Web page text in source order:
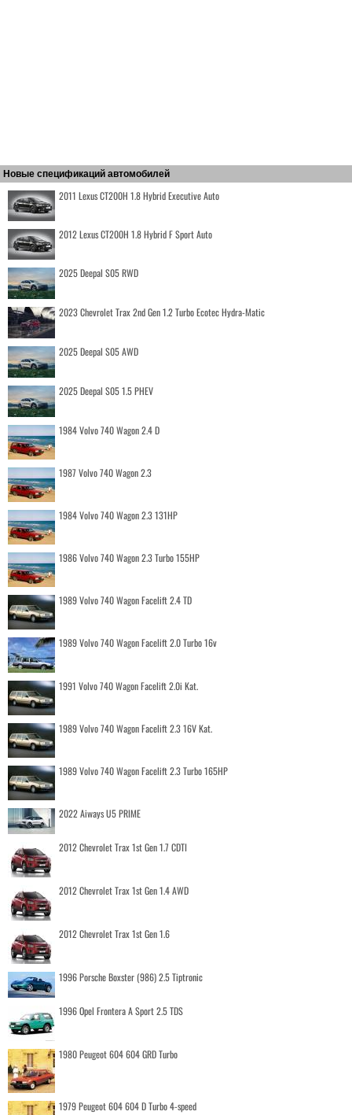
Новые спецификаций автомобилей
2011 Lexus CT200H 1.8 Hybrid Executive Auto
2012 Lexus CT200H 1.8 Hybrid F Sport Auto
2025 Deepal S05 RWD
2023 Chevrolet Trax 2nd Gen 1.2 Turbo Ecotec Hydra-Matic
2025 Deepal S05 AWD
2025 Deepal S05 1.5 PHEV
1984 Volvo 740 Wagon 2.4 D
1987 Volvo 740 Wagon 2.3
1984 Volvo 740 Wagon 2.3 131HP
1986 Volvo 740 Wagon 2.3 Turbo 155HP
1989 Volvo 740 Wagon Facelift 2.4 TD
1989 Volvo 740 Wagon Facelift 2.0 Turbo 16v
1991 Volvo 740 Wagon Facelift 2.0i Kat.
1989 Volvo 740 Wagon Facelift 2.3 16V Kat.
1989 Volvo 740 Wagon Facelift 2.3 Turbo 165HP
2022 Aiways U5 PRIME
2012 Chevrolet Trax 1st Gen 1.7 CDTI
2012 Chevrolet Trax 1st Gen 1.4 AWD
2012 Chevrolet Trax 1st Gen 1.6
1996 Porsche Boxster (986) 2.5 Tiptronic
1996 Opel Frontera A Sport 2.5 TDS
1980 Peugeot 604 604 GRD Turbo
1979 Peugeot 604 604 D Turbo 4-speed